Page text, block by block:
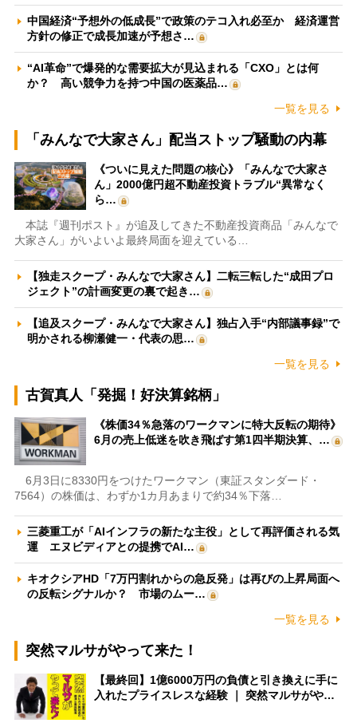
中国経済“予想外の低成長”で政策のテコ入れ必至か 経済運営
方針の修正で成長加速が予想さ…
“AI革命”で爆発的な需要拡大が見込まれる「CXO」とは何
か？ 高い競争力を持つ中国の医薬品…
一覧を見る
「みんなで大家さん」配当ストップ騒動の内幕
《ついに見えた問題の核心》「みんなで大家さ
ん」2000億円超不動産投資トラブル“異常なく
ら…
本誌『週刊ポスト』が追及してきた不動産投資商品「みんなで
大家さん」がいよいよ最終局面を迎えている…
【独走スクープ・みんなで大家さん】二転三転した“成田プロ
ジェクト”の計画変更の裏で起き…
【追及スクープ・みんなで大家さん】独占入手“内部議事録”で
明かされる柳瀬健一・代表の思…
一覧を見る
古賀真人「発掘！好決算銘柄」
《株価34％急落のワークマンに特大反転の期待》
6月の売上低迷を吹き飛ばす第1四半期決算、…
6月3日に8330円をつけたワークマン（東証スタンダード・
7564）の株価は、わずか1カ月あまりで約34％下落…
三菱重工が「AIインフラの新たな主役」として再評価される気
運 エヌビディアとの提携でAI…
キオクシアHD「7万円割れからの急反発」は再びの上昇局面へ
の反転シグナルか？ 市場のムー…
一覧を見る
突然マルサがやって来た！
【最終回】1億6000万円の負債と引き換えに手に
入れたプライスレスな経験 ｜ 突然マルサがや…